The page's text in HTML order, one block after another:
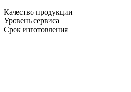
Качество продукции
Уровень сервиса
Срок изготовления